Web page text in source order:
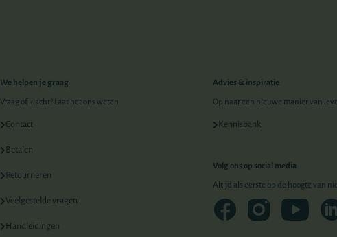
We helpen je graag
Vraag of klacht? Laat het ons weten
Contact
Betalen
Retourneren
Veelgestelde vragen
Handleidingen
Advies & inspiratie
Op naar een nieuwe manier van
Kennisbank
Volg ons op social media
Altijd als eerste op de hoogte van